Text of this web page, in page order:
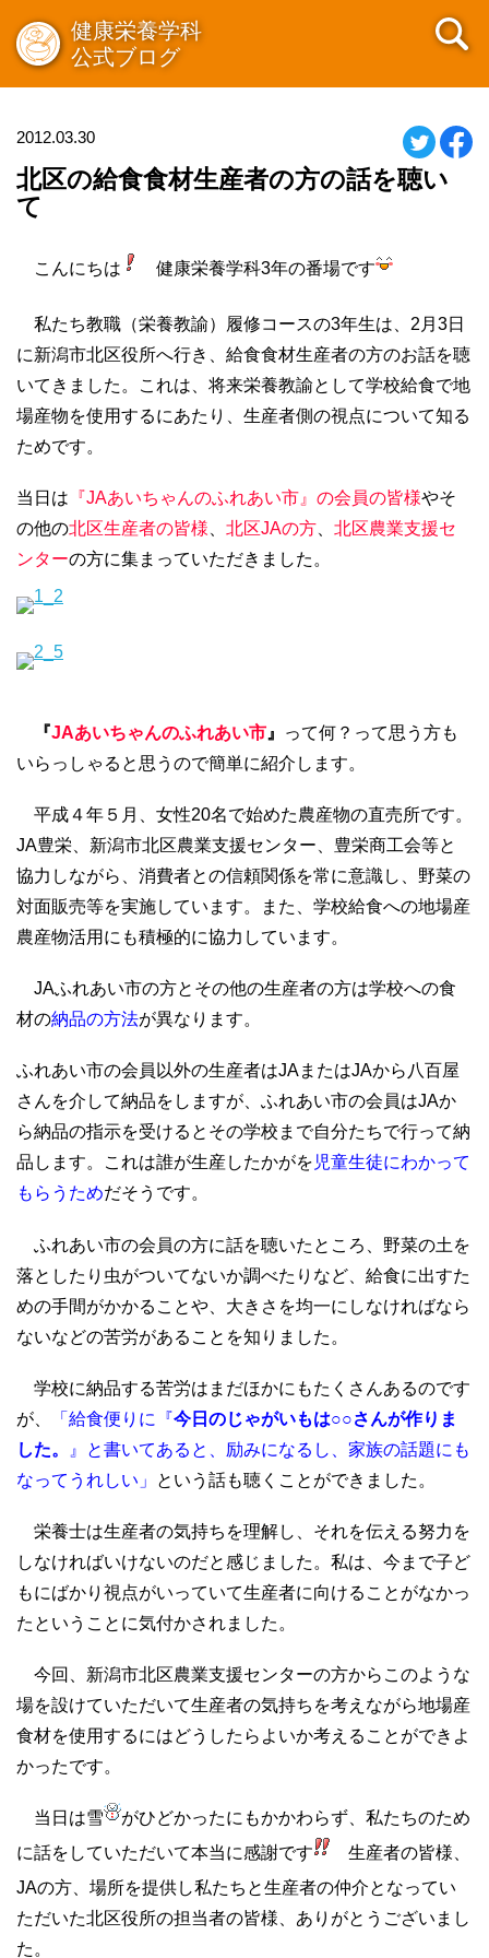
健康栄養学科
公式ブログ
2012.03.30
北区の給食食材生産者の方の話を聴い
て
こんにちは 健康栄養学科3年の番場です
私たち教職（栄養教諭）履修コースの3年生は、2月3日
に新潟市北区役所へ行き、給食食材生産者の方のお話を聴
いてきました。これは、将来栄養教諭として学校給食で地
場産物を使用するにあたり、生産者側の視点について知る
ためです。
当日は 『JAあいちゃんのふれあい市』の会員の皆様やそ
の他の北区生産者の皆様 北区JAの方
北区農業支援セ
ンターの方に集まっていただきました。
『JAあいちゃんのふれあい市 』
って何？って思う方も
いらっしゃると思うので簡単に紹介します。
平成４年５月、女性20名で始めた農産物の直売所です。
JA豊栄、新潟市北区農業支援センター、豊栄商工会等と
協力しながら、消費者との信頼関係を常に意識し、野菜の
対面販売等を実施しています。また、学校給食への地場産
農産物活用にも積極的に協力しています。
JAふれあい市の方とその他の生産者の方は学校への食
材の納品の方法が異なります。
ふれあい市の会員以外の生産者はJAまたはJAから八百屋
さんを介して納品をしますが、ふれあい市の会員はJAか
ら納品の指示を受けるとその学校まで自分たちで行って納
品します。これは誰が生産したかがを 児童生徒にわかって
もらうためだそうです。
ふれあい市の会員の方に話を聴いたところ、野菜の土を
落としたり虫がついてないか調べたりなど、給食に出すた
めの手間がかかることや、大きさを均一にしなければなら
ないなどの苦労があることを知りました。
学校に納品する苦労はまだほかにもたくさんあるのです
が、
「給食便りに『今日のじゃがいもは○○さんが作りま
した。
』と書いてあると、励みになるし、家族の話題にも
なってうれしい」
という話も聴くことができました。
栄養士は生産者の気持ちを理解し、それを伝える努力を
しなければいけないのだと感じました。私は、今まで子ど
もにばかり視点がいっていて生産者に向けることがなかっ
たということに気付かされました。
今回、新潟市北区農業支援センターの方からこのような
場を設けていただいて生産者の気持ちを考えながら地場産
食材を使用するにはどうしたらよいか考えることができよ
かったです。
当日は雪
がひどかったにもかかわらず、私たちのため
に話をしていただいて本当に感謝です
生産者の皆様、
JAの方、場所を提供し私たちと生産者の仲介となってい
ただいた北区役所の担当者の皆様、ありがとうございまし
た。